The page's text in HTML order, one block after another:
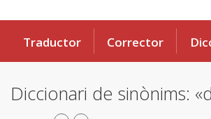
Traductor Corrector
Diccionari de sinònims: